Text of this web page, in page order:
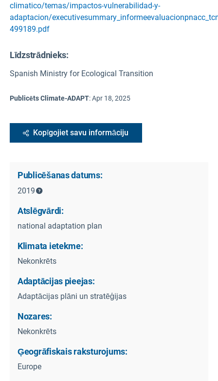
climatico/temas/impactos-vulnerabilidad-y-
adaptacion/
499189.pdf
Līdzstrādnieks:
Spanish Ministry for Ecological Transition
Publicēts Climate-ADAPT:Apr 18, 2025
Kopīgojiet savu informāciju
Publicēšanas datums:
2019
Atslēgvārdi:
national adaptation plan
Klimata ietekme:
Nekonkrēts
Adaptācijas pieejas:
Adaptācijas plāni un stratēģijas
Nozares:
Nekonkrēts
Ģeogrāfiskais raksturojums:
Europe